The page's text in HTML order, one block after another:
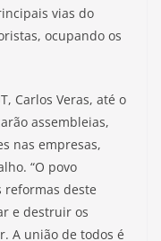
vias do
ocupando os
Carlos Veras, até o
assembleias,
nas empresas,
“O povo
reformas deste
e destruir os
A união de todos é